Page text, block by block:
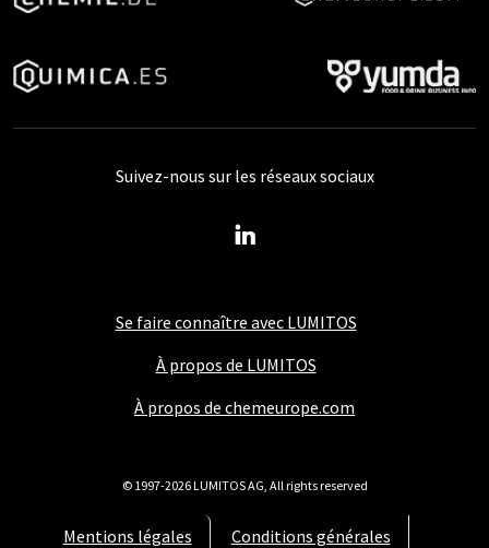
Se faire connaître avec LUMITOS
À propos de LUMITOS
À propos de chemeurope.com
Mentions légales Conditions générales
Suivez-nous sur les réseaux sociaux
© 1997-2026 LUMITOS AG, All rights reserved